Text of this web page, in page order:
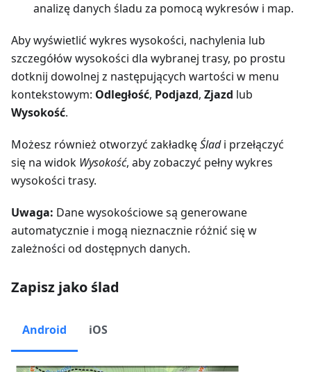
analizę danych śladu za pomocą wykresów i map.
Aby wyświetlić wykres wysokości, nachylenia lub
szczegółów wysokości dla wybranej trasy, po prostu
dotknij dowolnej z następujących wartości w menu
kontekstowym: Odległość, Podjazd, Zjazd lub
Wysokość.
Możesz również otworzyć zakładkęŚladi przełączyć
się na widok Wysokość, aby zobaczyć pełny wykres
wysokości trasy.
Uwaga: Dane wysokościowe są generowane
automatycznie i mogą nieznacznie różnić się w
zależności od dostępnych danych.
Zapisz jako ślad
Android iOS